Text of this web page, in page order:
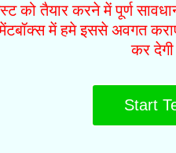
को तैयार करने में पूर्ण
में हमे इससे अवगत
कर
Start